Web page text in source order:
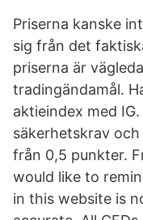
Priserna kanske
sig från det
priserna är
tradingändamål.
aktieindex med
säkerhetskrav
från 0,5 punkter.
would like to
in this website is